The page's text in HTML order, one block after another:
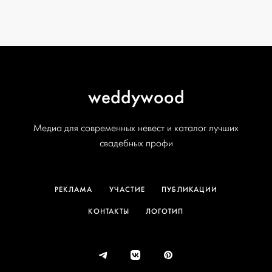
weddywood
Медиа для современных невест и каталог лучших
свадебных профи
РЕКЛАМА УЧАСТИЕ ПУБЛИКАЦИИ
КОНТАКТЫ ЛОГОТИП